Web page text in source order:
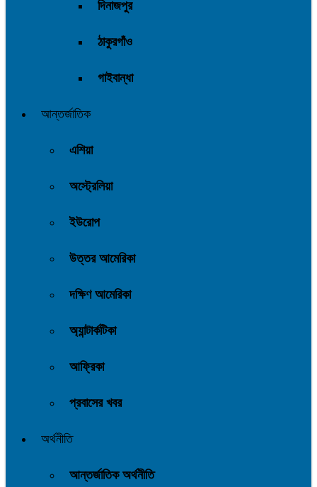
দিনাজপুর
ঠাকুরগাঁও
গাইবান্ধা
আন্তর্জাতিক
এশিয়া
অস্ট্রেলিয়া
ইউরোপ
উত্তর আমেরিকা
দক্ষিণ আমেরিকা
অ্যান্টার্কটিকা
আফ্রিকা
প্রবাসের খবর
অর্থনীতি
আন্তর্জাতিক অর্থনীতি